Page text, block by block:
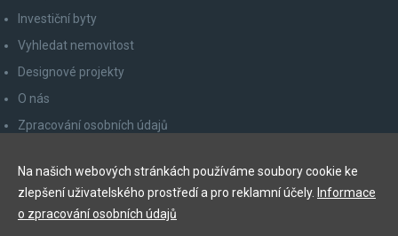
Investiční byty
Vyhledat nemovitost
Designové projekty
O nás
Zpracování osobních údajů
Odhlášení z newsletteru
Na našich webových stránkách používáme soubory cookie ke
zlepšení uživatelského prostředí a pro reklamní účely. Informace
o zpracování osobních údajů